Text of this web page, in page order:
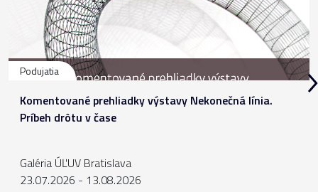
Podujatia
Komentované prehliadky výstavy Nekonečná línia.
Príbeh drôtu v čase
Galéria ÚĽUV Bratislava
23.07.2026 - 13.08.2026